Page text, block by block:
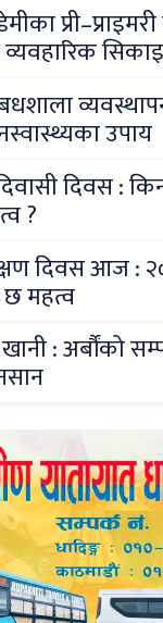
व्यवहारिक
उपाय
दिवस :
?
दिवस आज :
छ महत्व
: अर्बौंको